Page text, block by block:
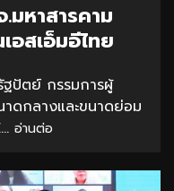
หาสารคาม
อสเอ็มอีไทย
ฐปัตย์ กรรมการผู้
ดกลางและขนาดย่อม
อ่านต่อ